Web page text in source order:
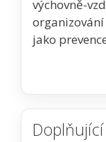
výchovně-
jako